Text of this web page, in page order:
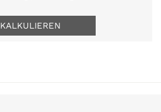
KALKULIEREN